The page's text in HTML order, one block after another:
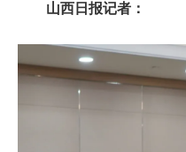
山西日报记者：